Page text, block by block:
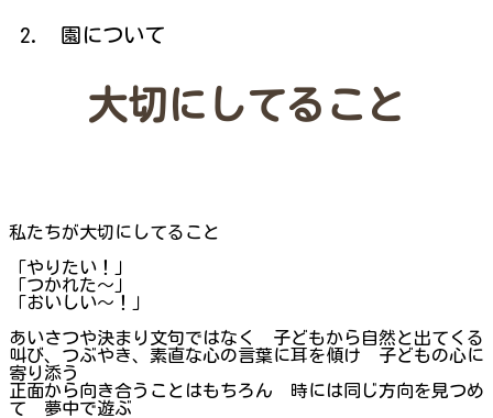
園について
大切にしてること
私たちが大切にしてること
「やりたい！」
「つかれた～」
「おいしい～！」
あいさつや決まり文句ではなく 子どもから自然と出てくる
叫び、つぶやき、素直な心の言葉に耳を傾け 子どもの心に
寄り添う
正面から向き合うことはもちろん 時には同じ方向を見つめ
て 夢中で遊ぶ